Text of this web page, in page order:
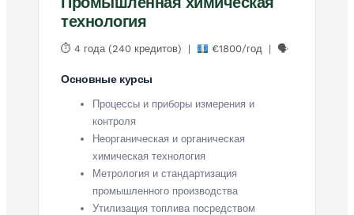
технология
⏱ 4 года (240 кредитов) | €1800/год | 🗣
Основные курсы
Процессы и приборы измерения и
контроля
Неорганическая и органическая
химическая технология
Метрология и стандартизация
промышленного производства
Утилизация топлива посредством